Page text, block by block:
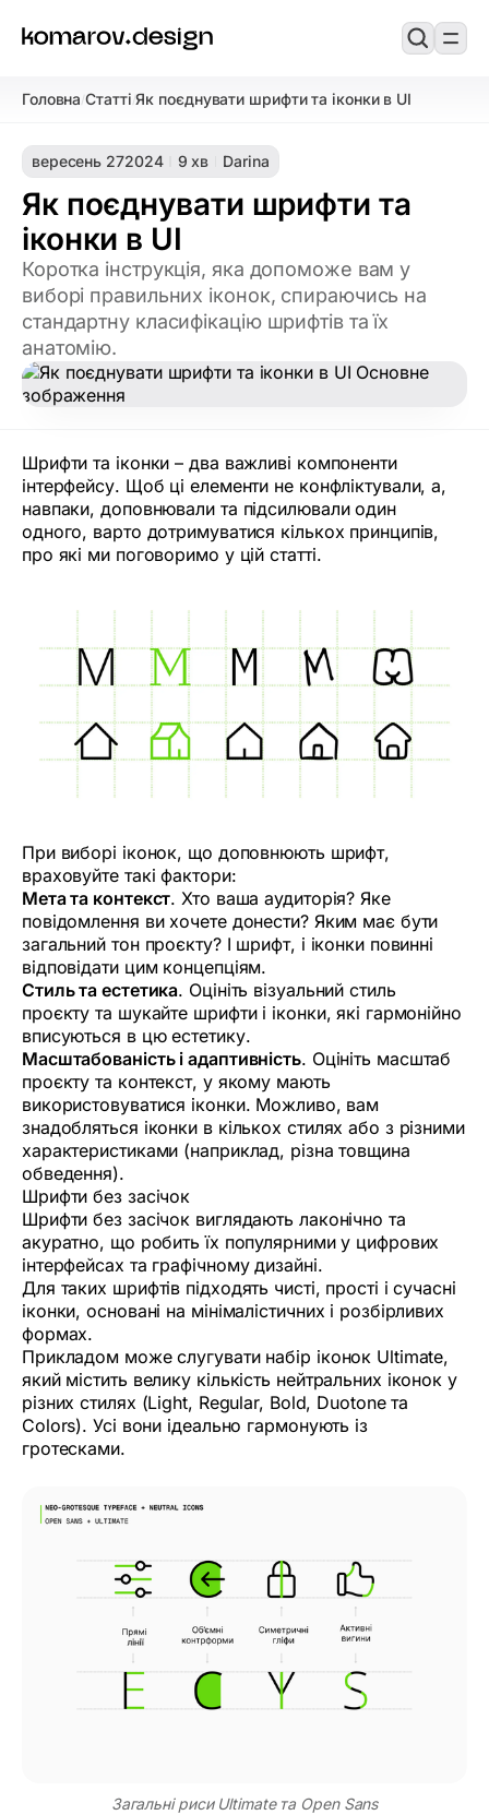
Головна/Статті/Як поєднувати шрифти та іконки в UI
вересень 272024 9 хв Darina
Як поєднувати шрифти та
іконки в UI
Коротка інструкція, яка допоможе вам у
виборі правильних іконок, спираючись на
стандартну класифікацію шрифтів та їх
анатомію.
Шрифти та іконки – два важливі компоненти
інтерфейсу. Щоб ці елементи не конфліктували, а,
навпаки, доповнювали та підсилювали один
одного, варто дотримуватися кількох принципів,
про які ми поговоримо у цій статті.
При виборі іконок, що доповнюють шрифт,
враховуйте такі фактори:
Мета та контекст. Хто ваша аудиторія? Яке
повідомлення ви хочете донести? Яким має бути
загальний тон проєкту? І шрифт, і іконки повинні
відповідати цим концепціям.
Стиль та естетика. Оцініть візуальний стиль
проєкту та шукайте шрифти і іконки, які гармонійно
вписуються в цю естетику.
Масштабованість і адаптивність. Оцініть масштаб
проєкту та контекст, у якому мають
використовуватися іконки. Можливо, вам
знадобляться іконки в кількох стилях або з різними
характеристиками (наприклад, різна товщина
обведення).
Шрифти без засічок
Шрифти без засічок виглядають лаконічно та
акуратно, що робить їх популярними у цифрових
інтерфейсах та графічному дизайні.
Для таких шрифтів підходять чисті, прості і сучасні
іконки, основані на мінімалістичних і розбірливих
формах.
Прикладом може слугувати набір іконок Ultimate,
який містить велику кількість нейтральних іконок у
різних стилях (Light, Regular, Bold, Duotone та
Colors). Усі вони ідеально гармонують із
гротесками.
Загальні риси Ultimate та Open Sans